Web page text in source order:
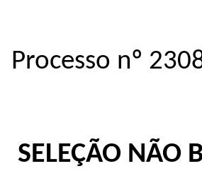
Processo nº
SELEÇÃO NÃO